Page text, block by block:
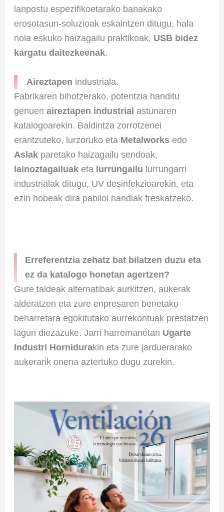
lanpostu espezifikoetarako banakako
erosotasun-soluzioak eskaintzen ditugu, hala
nola eskuko haizagailu praktikoak, USB bidez
kargatu daitezkeenak.
Aireztapen industriala.
Fabrikaren bihotzerako, potentzia handitu
genuen aireztapen industrial astunaren
katalogoarekin. Baldintza zorrotzenei
erantzuteko, lurzoruko eta Metalworksedo
Aslak paretako haizagailu sendoak,
lainoztagailuak eta lurrungailu lurrungarri
industrialak ditugu, UV desinfekzioarekin, eta
ezin hobeak dira pabiloi handiak freskatzeko.
Erreferentzia zehatz bat bilatzen duzu eta
ez da katalogo honetan agertzen?
Gure taldeak alternatibak aurkitzen, aukerak
alderatzen eta zure enpresaren benetako
beharretara egokitutako aurrekontuak prestatzen
lagun diezazuke. Jarri harremanetan Ugarte
Industri Hornidurakin eta zure jarduerarako
aukerarik onena aztertuko dugu zurekin.